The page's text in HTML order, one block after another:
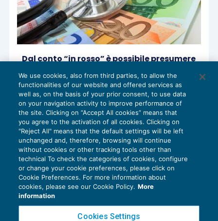
Dal conto “in rosso” è possibile presumere
ACCERTAMENTO14/12/2018
diAngelo Ginex
1 2 3
Privacy Policy
Cookie Policy
We use cookies, also from third parties, to allow the
functionalities of our website and offered services as
well as, on the basis of your prior consent, to use data
on your navigation activity to improve performance of
the site. Clicking on “Accept All cookies” means that
you agree to the activation of all cookies. Clicking on
"Reject All" means that the default settings will be left
unchanged and, therefore, browsing will continue
without cookies or other tracking tools other than
technical To check the categories of cookies, configure
or change your cookie preferences, please click on
Cookie Preferences. For more information about
cookies, please see our Cookie Policy. More
information
Cookies Settings